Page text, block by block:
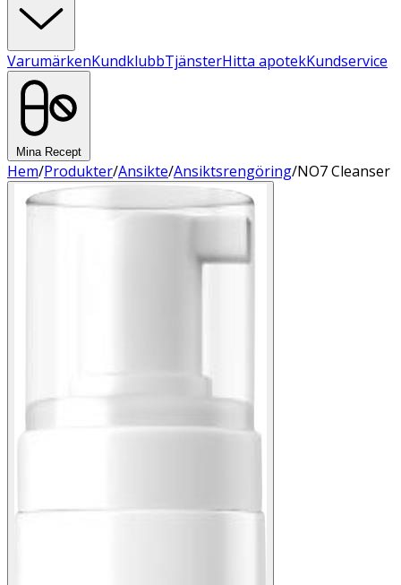
VarumärkenKundklubbTjänsterHitta apotekKundservice
Mina Recept
Hem/Produkter/Ansikte/Ansiktsrengöring/NO7 Cleanser